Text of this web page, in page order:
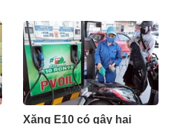
Xăng E10 có gây hại